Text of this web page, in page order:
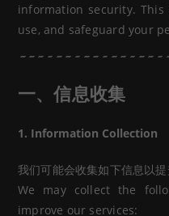
information security.
use, and safeguard your
一、信息收集
1. Information Collection
我们可能会收集如下信息以提
We may collect the
improve our services: